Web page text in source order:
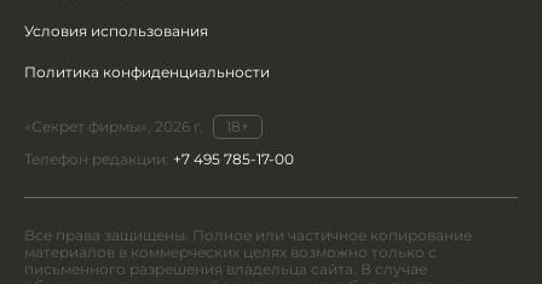
Условия использования
Политика конфиденциальности
«Секрет фирмы», 2026 г.
18+
Телефон редакции: +7 495 785-17-00
Все права защищены. Полное или частичное копирование
материалов в коммерческих целях возможно только с
письменного разрешения владельца сайта. В случае